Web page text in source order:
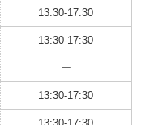
13:30-17:30
13:30-17:30
ー
13:30-17:30